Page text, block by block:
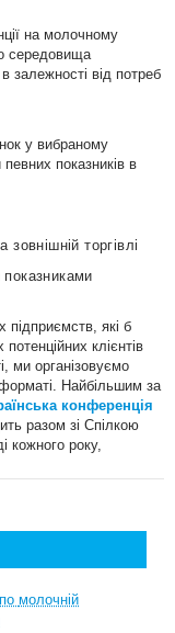
на молочному
середовища
залежності від потреб
у вибраному
показників в
торгівлі
підприємств, які б
клієнтів
ми організовуємо
форматі. Найбільшим за
конференція
разом зі Спілкою
кожного року,
по молочній